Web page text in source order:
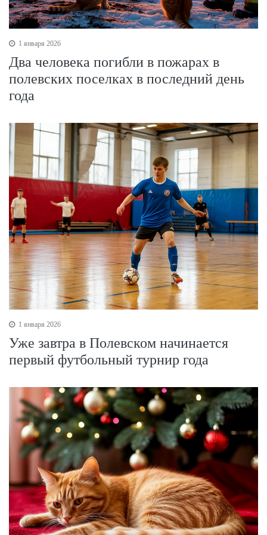
1 января 2026
Два человека погибли в пожарах в
полевских поселках в последний день
года
1 января 2026
Уже завтра в Полевском начинается
первый футбольный турнир года